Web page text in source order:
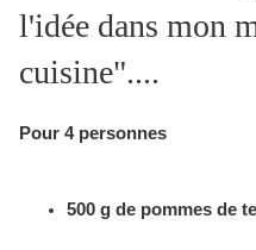
l'idée dans mon
cuisine"....
Pour 4 personnes
500 g de pommes de